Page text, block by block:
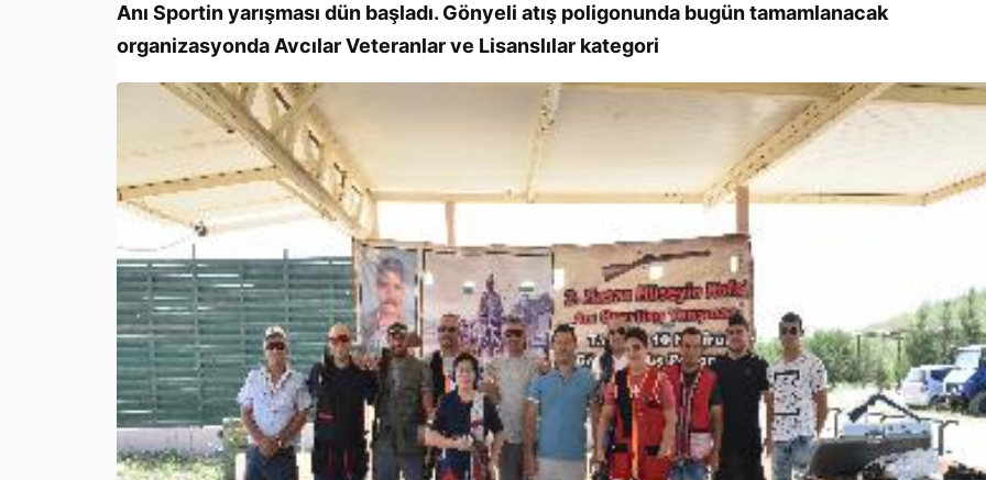
Anı Sportin yarışması dün başladı. Gönyeli atış poligonunda bugün tamamlanacak
organizasyonda Avcılar Veteranlar ve Lisanslılar kategori